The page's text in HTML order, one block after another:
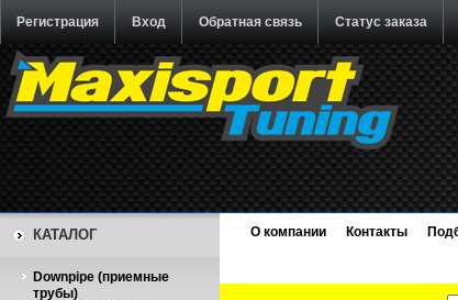
Регистрация Вход Обратная связь Статус заказа
КАТАЛОГ
Downpipe (приемные
трубы)
О компании Контакты